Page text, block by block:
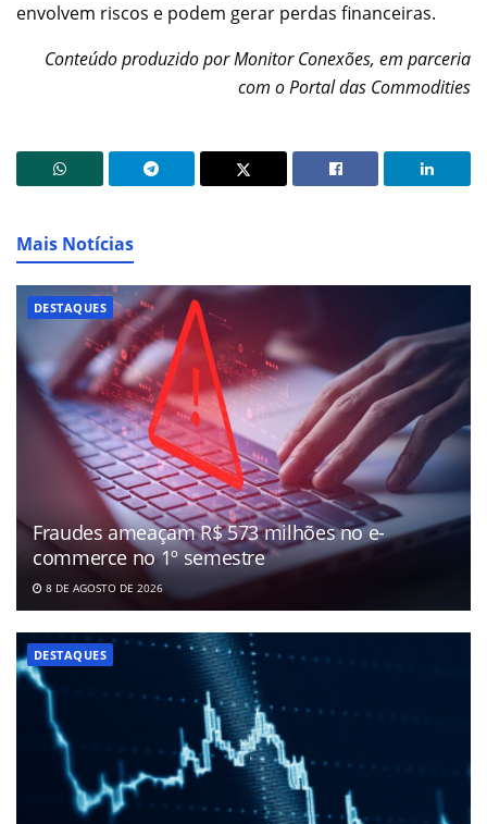
envolvem riscos e podem gerar perdas financeiras.
Conteúdo produzido por Monitor Conexões, em parceria
com o Portal das Commodities
Mais Notícias
DESTAQUES
Fraudes ameaçam R$ 573 milhões no e-
commerce no 1º semestre
8 DE AGOSTO DE 2026
DESTAQUES